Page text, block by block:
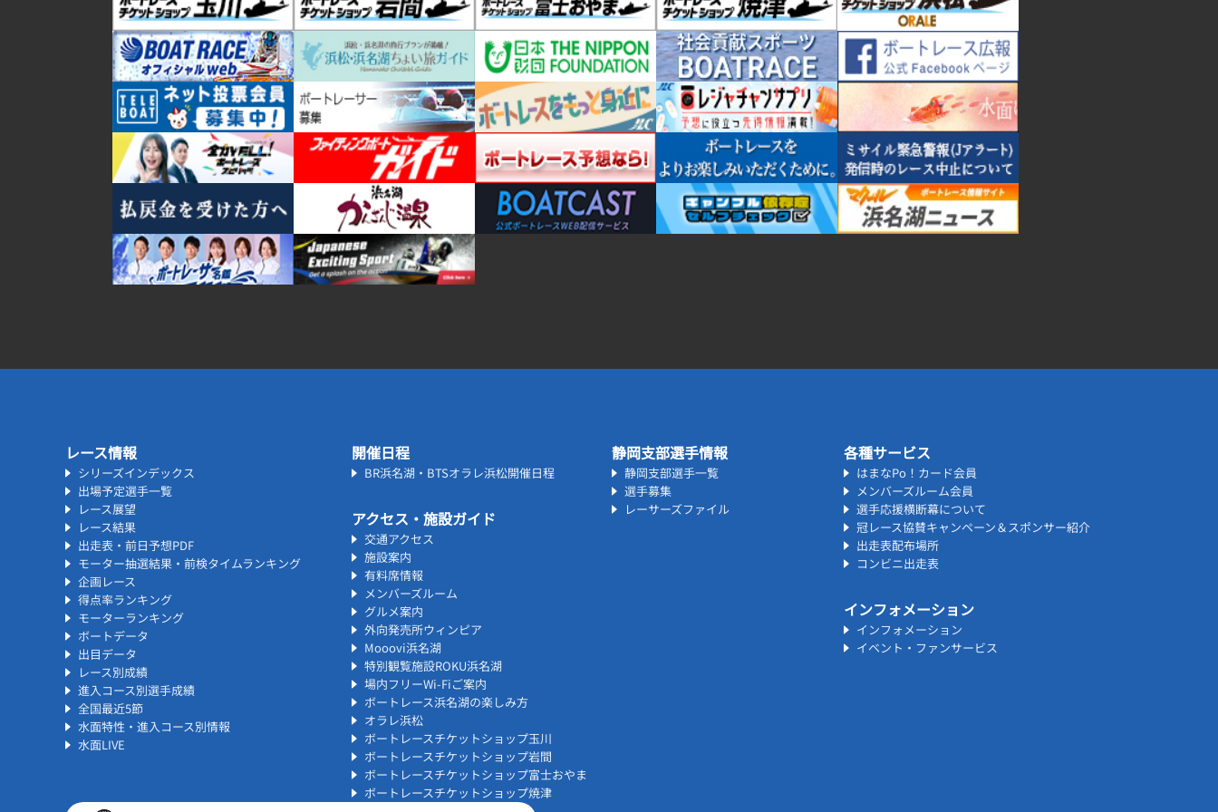
レース情報
シリーズインデックス
出場予定選手一覧
レース展望
レース結果
出走表・前日予想PDF
モーター抽選結果・前検タイムランキング
企画レース
得点率ランキング
モーターランキング
ボートデータ
出目データ
レース別成績
進入コース別選手成績
全国最近5節
水面特性・進入コース別情報
水面LIVE
開催日程
BR浜名湖・BTSオラレ浜松開催日程
アクセス・施設ガイド
交通アクセス
施設案内
有料席情報
メンバーズルーム
グルメ案内
外向発売所ウィンピア
Mooovi浜名湖
特別観覧施設ROKU浜名湖
場内フリーWi-Fiご案内
ボートレース浜名湖の楽しみ方
オラレ浜松
ボートレースチケットショップ玉川
ボートレースチケットショップ岩間
ボートレースチケットショップ富士おやま
ボートレースチケットショップ焼津
静岡支部選手情報
静岡支部選手一覧
選手募集
レーサーズファイル
各種サービス
はまなPo！カード会員
メンバーズルーム会員
選手応援横断幕について
冠レース協賛キャンペーン＆スポンサー紹介
出走表配布場所
コンビニ出走表
インフォメーション
インフォメーション
イベント・ファンサービス